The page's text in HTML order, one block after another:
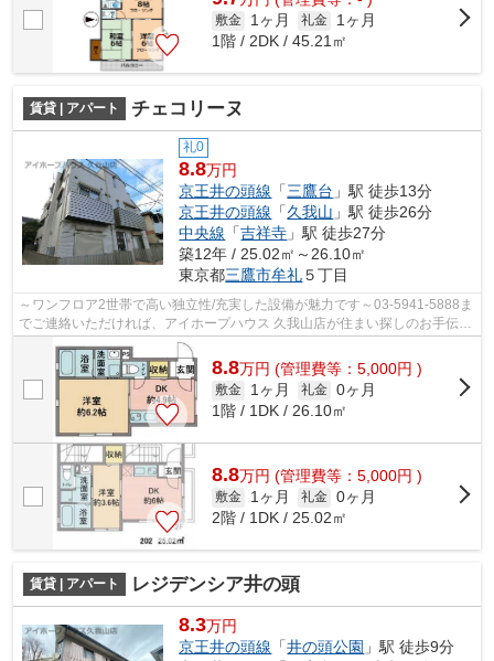
敷金 1ヶ月 礼金
1ヶ月
1階 / 2DK / 45.21㎡
賃貸 | アパート チェコリーヌ
礼0
8.8万円
京王井の頭線 「三鷹台 」駅 徒歩13分
京王井の頭線 「久我山 」駅 徒歩26分
中央線 「吉祥寺 」駅 徒歩27分
築12年 / 25.02㎡～26.10㎡
東京都三鷹市牟礼５丁目
～ワンフロア2世帯で高い独立性/充実した設備が魅力です～03-5941-5888ま
でご連絡いただければ、アイホープハウス 久我山店が住まい探しのお手伝い
を致します。ご希望の条件などを併せ...
8.8万円 (管理費等：5,000円 )
敷金 1ヶ月 礼金 0ヶ月
1階 / 1DK / 26.10㎡
8.8万円 (管理費等：5,000円 )
敷金 1ヶ月 礼金 0ヶ月
2階 / 1DK / 25.02㎡
賃貸 | アパート レジデンシア井の頭
8.3万円
京王井の頭線 「井の頭公園 」駅 徒歩9分